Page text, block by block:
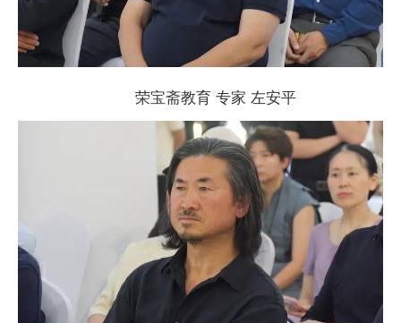
荣宝斋教育 专家 左安平